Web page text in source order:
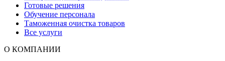
Готовые решения
Обучение персонала
Таможенная очистка товаров
Все услуги
О КОМПАНИИ